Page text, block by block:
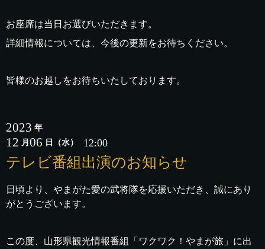
お座席は当日お選びいただきます。
詳細情報については、今後の更新をお待ちください。
皆様のお越しをお待ちいたしております。
2023 年
12 月 06 日 （水） 12:00
テレビ番組出演のお知らせ
日頃より、やまがた愛の武将隊を応援いただき、誠にあり
がとうございます。
この度、山形県観光情報番組「ワクワク！やまが旅」に出